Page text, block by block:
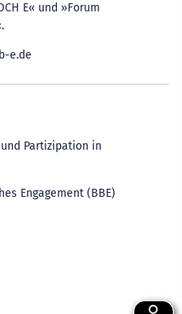
E« und »Forum
e.de
Partizipation in
Engagement (BBE)